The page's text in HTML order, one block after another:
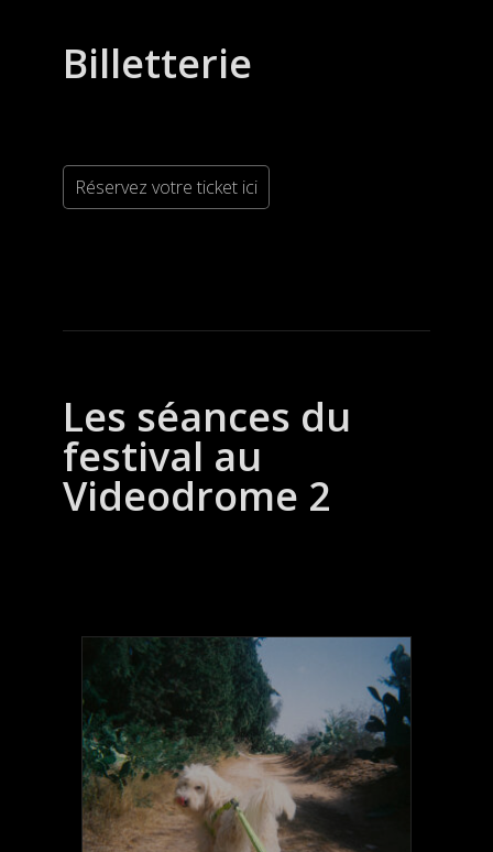
Billetterie
Réservez votre ticket ici
Les séances du
festival au
Videodrome 2